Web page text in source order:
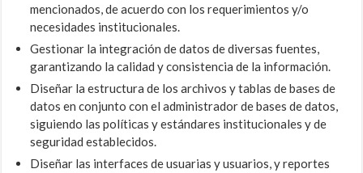
mencionados, de acuerdo con los requerimientos y/o
necesidades institucionales.
Gestionar la integración de datos de diversas fuentes,
garantizando la calidad y consistencia de la información.
Diseñar la estructura de los archivos y tablas de bases de
datos en conjunto con el administrador de bases de datos,
siguiendo las políticas y estándares institucionales y de
seguridad establecidos.
Diseñar las interfaces de usuarias y usuarios, y reportes